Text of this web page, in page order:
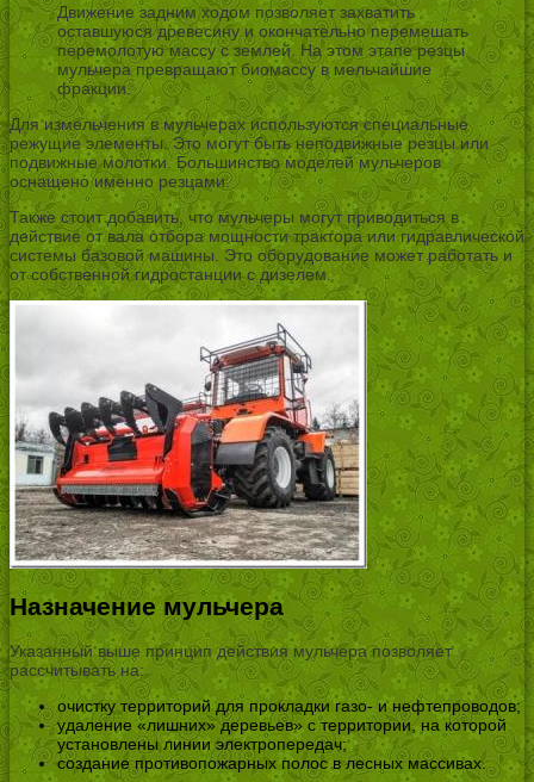
Движение задним ходом позволяет захватить
оставшуюся древесину и окончательно перемешать
перемолотую массу с землей. На этом этапе резцы
мульчера превращают биомассу в мельчайшие
фракции.
Для измельчения в мульчерах используются специальные
режущие элементы. Это могут быть неподвижные резцы или
подвижные молотки. Большинство моделей мульчеров
оснащено именно резцами.
Также стоит добавить, что мульчеры могут приводиться в
действие от вала отбора мощности трактора или гидравлической
системы базовой машины. Это оборудование может работать и
от собственной гидростанции с дизелем.
Назначение мульчера
Указанный выше принцип действия мульчера позволяет
рассчитывать на:
очистку территорий для прокладки газо- и нефтепроводов;
удаление «лишних» деревьев» с территории, на которой
установлены линии электропередач;
создание противопожарных полос в лесных массивах.